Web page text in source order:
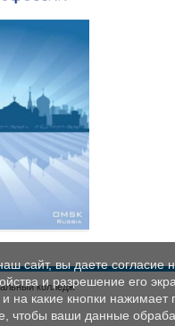
колледж"
сайт, вы даете
и разрешение его
на какие кнопки
чтобы ваши данные